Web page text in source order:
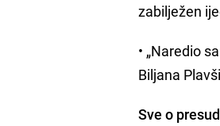
zabilježen
• „Naredio
Biljana
Sve o